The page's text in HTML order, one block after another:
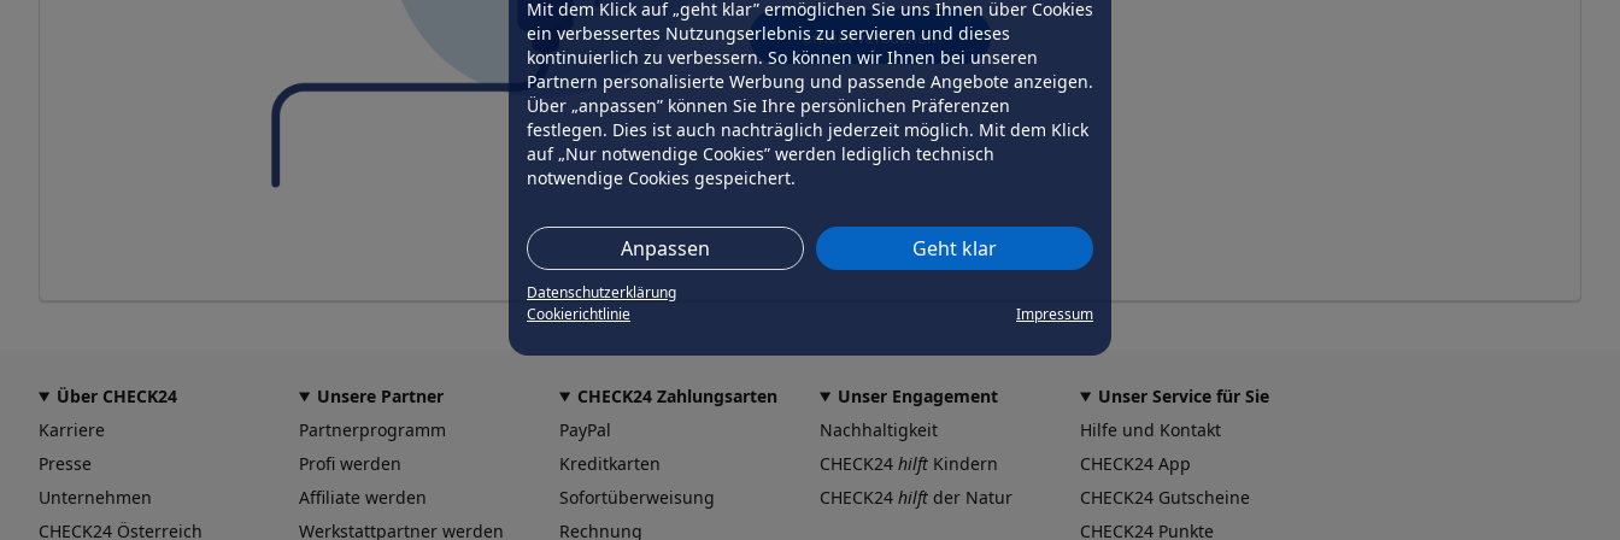
Mit dem Klick auf „geht klar” ermöglichen Sie uns Ihnen über Cookies
ein verbessertes Nutzungserlebnis zu servieren und dieses
kontinuierlich zu verbessern. So können wir Ihnen bei unseren
Partnern personalisierte Werbung und passende Angebote anzeigen.
Über „anpassen” können Sie Ihre persönlichen Präferenzen
festlegen. Dies ist auch nachträglich jederzeit möglich. Mit dem Klick
auf „Nur notwendige Cookies” werden lediglich technisch
notwendige Cookies gespeichert.
Anpassen Geht klar
Datenschutzerklärung
Cookierichtlinie
Impressum
erneut versuchen
Über CHECK24
Karriere
Presse
Unternehmen
CHECK24 Österreich
Unsere Partner
Partnerprogramm
Profi werden
Affiliate werden
Werkstattpartner werden
CHECK24 Zahlungsarten
PayPal
Kreditkarten
Sofortüberweisung
Rechnung
Unser Engagement
Nachhaltigkeit
CHECK24 hilft Kindern
CHECK24 hilft der Natur
Unser Service für Sie
Hilfe und Kontakt
CHECK24 App
CHECK24 Gutscheine
CHECK24 Punkte